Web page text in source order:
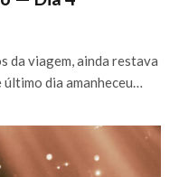
da viagem, ainda restava
dia amanheceu…